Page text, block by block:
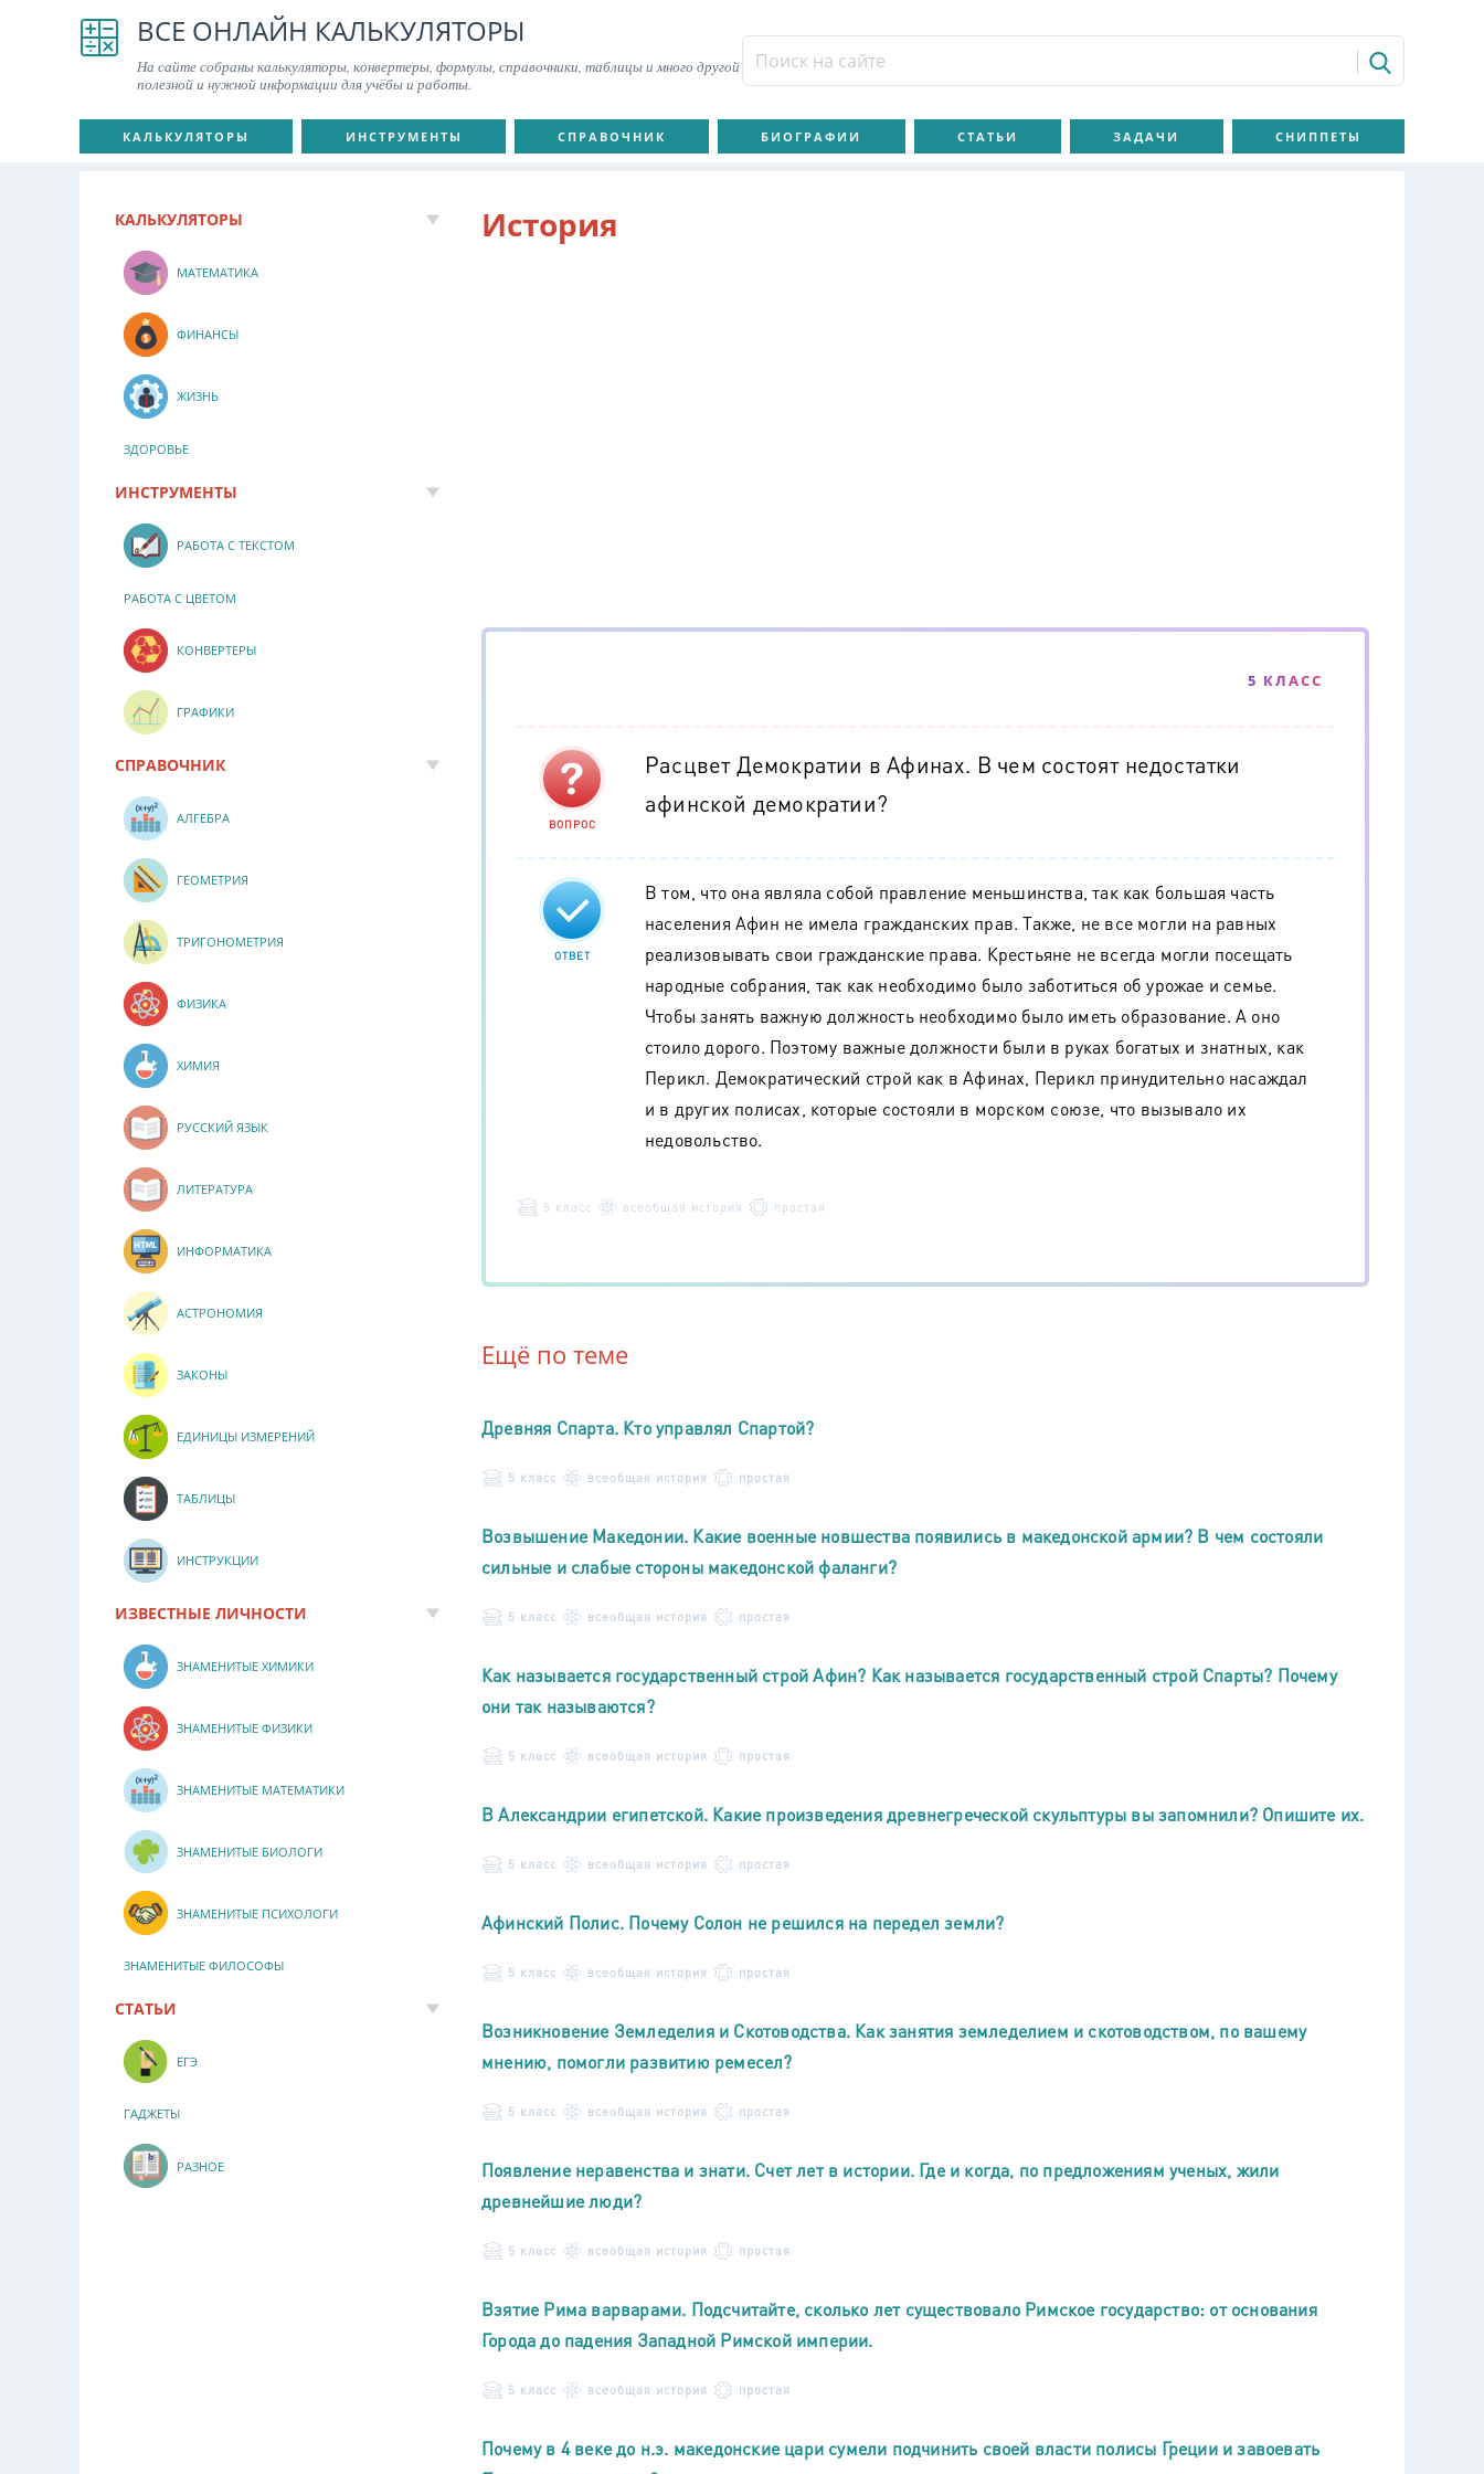
ВСЕ ОНЛАЙН КАЛЬКУЛЯТОРЫ
На сайте собраны калькуляторы, конвертеры, формулы, справочники, таблицы и много другой
полезной и нужной информации для учёбы и работы.
КАЛЬКУЛЯТОРЫ ИНСТРУМЕНТЫ СПРАВОЧНИК БИОГРАФИИ СТАТЬИ ЗАДАЧИ СНИППЕТЫ
История
5 КЛАСС
ВОПРОС
Расцвет Демократии в Афинах. В чем состоят недостатки
афинской демократии?
ОТВЕТ
В том, что она являла собой правление меньшинства, так как большая часть
населения Афин не имела гражданских прав. Также, не все могли на равных
реализовывать свои гражданские права. Крестьяне не всегда могли посещать
народные собрания, так как необходимо было заботиться об урожае и семье.
Чтобы занять важную должность необходимо было иметь образование. А оно
стоило дорого. Поэтому важные должности были в руках богатых и знатных, как
Перикл. Демократический строй как в Афинах, Перикл принудительно насаждал
и в других полисах, которые состояли в морском союзе, что вызывало их
недовольство.
5 класс всеобщая история простая
Ещё по теме
Древняя Спарта. Кто управлял Спартой?
5 класс всеобщая история простая
Возвышение Македонии. Какие военные новшества появились в македонской армии? В чем состояли
сильные и слабые стороны македонской фаланги?
5 класс всеобщая история простая
Как называется государственный строй Афин? Как называется государственный строй Спарты? Почему
они так называются?
5 класс всеобщая история простая
В Александрии египетской. Какие произведения древнегреческой скульптуры вы запомнили? Опишите их.
5 класс всеобщая история простая
Афинский Полис. Почему Солон не решился на передел земли?
5 класс всеобщая история простая
Возникновение Земледелия и Скотоводства. Как занятия земледелием и скотоводством, по вашему
мнению, помогли развитию ремесел?
5 класс всеобщая история простая
Появление неравенства и знати. Счет лет в истории. Где и когда, по предложениям ученых, жили
древнейшие люди?
5 класс всеобщая история простая
Взятие Рима варварами. Подсчитайте, сколько лет существовало Римское государство: от основания
Города до падения Западной Римской империи.
5 класс всеобщая история простая
Почему в 4 веке до н.э. македонские цари сумели подчинить своей власти полисы Греции и завоевать
КАЛЬКУЛЯТОРЫ
МАТЕМАТИКА
ФИНАНСЫ
ЖИЗНЬ
ЗДОРОВЬЕ
ИНСТРУМЕНТЫ
РАБОТА С ТЕКСТОМ
РАБОТА С ЦВЕТОМ
КОНВЕРТЕРЫ
ГРАФИКИ
СПРАВОЧНИК
АЛГЕБРА
ГЕОМЕТРИЯ
ТРИГОНОМЕТРИЯ
ФИЗИКА
ХИМИЯ
РУССКИЙ ЯЗЫК
ЛИТЕРАТУРА
ИНФОРМАТИКА
АСТРОНОМИЯ
ЗАКОНЫ
ЕДИНИЦЫ ИЗМЕРЕНИЙ
ТАБЛИЦЫ
ИНСТРУКЦИИ
ИЗВЕСТНЫЕ ЛИЧНОСТИ
ЗНАМЕНИТЫЕ ХИМИКИ
ЗНАМЕНИТЫЕ ФИЗИКИ
ЗНАМЕНИТЫЕ МАТЕМАТИКИ
ЗНАМЕНИТЫЕ БИОЛОГИ
ЗНАМЕНИТЫЕ ПСИХОЛОГИ
ЗНАМЕНИТЫЕ ФИЛОСОФЫ
СТАТЬИ
ЕГЭ
ГАДЖЕТЫ
РАЗНОЕ